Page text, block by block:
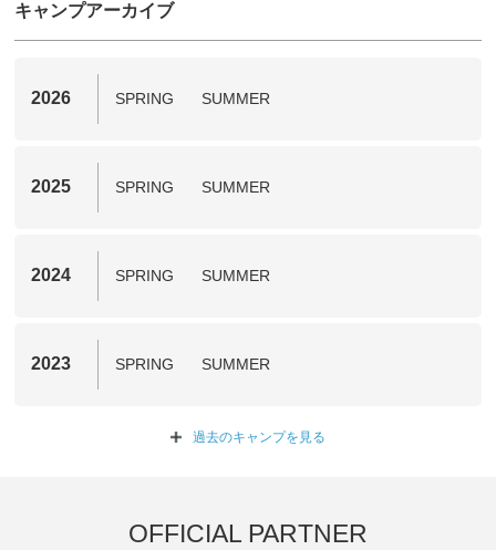
キャンプアーカイブ
2026 SPRING SUMMER
2025 SPRING SUMMER
2024 SPRING SUMMER
2023 SPRING SUMMER
過去のキャンプを 見る
OFFICIAL PARTNER